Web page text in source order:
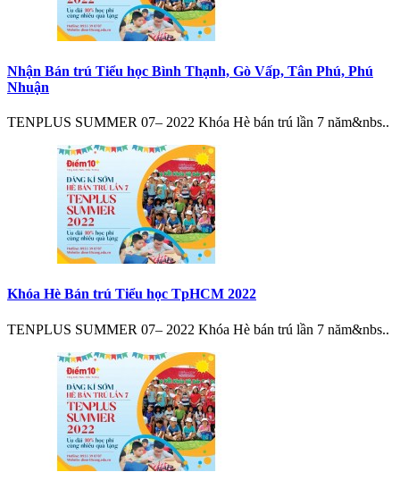
Nhận Bán trú Tiểu học Bình Thạnh, Gò Vấp, Tân Phú, Phú
Nhuận
TENPLUS SUMMER 07– 2022 Khóa Hè bán trú lần 7 năm&nbs..
Khóa Hè Bán trú Tiểu học TpHCM 2022
TENPLUS SUMMER 07– 2022 Khóa Hè bán trú lần 7 năm&nbs..